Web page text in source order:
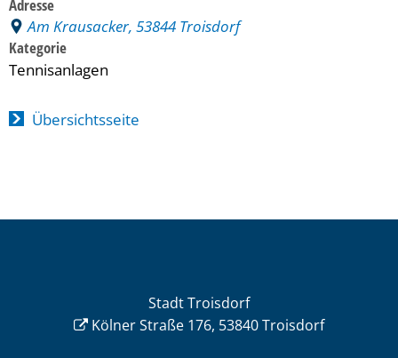
Adresse
Am Krausacker, 53844 Troisdorf
Kategorie
Tennisanlagen
Übersichtsseite
Stadt Troisdorf
Kölner Straße 176, 53840 Troisdorf